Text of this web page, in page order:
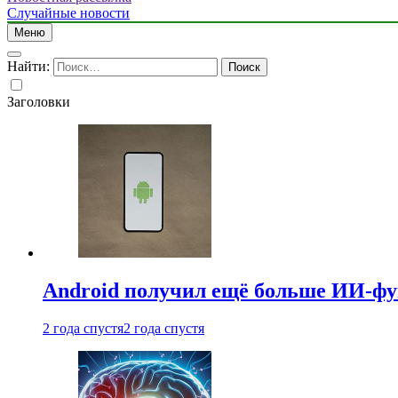
Случайные новости
Меню
Найти:
Заголовки
Android получил ещё больше ИИ-
2 года спустя2 года спустя